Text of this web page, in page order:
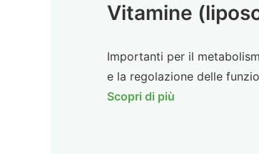
Vitamine
Importanti per il
e la regolazione delle
Scopri di più